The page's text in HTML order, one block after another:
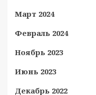
Март 2024
Февраль 2024
Ноябрь 2023
Июнь 2023
Декабрь 2022